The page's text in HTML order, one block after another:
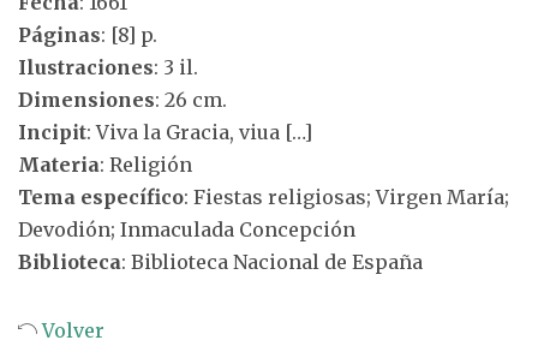
Páginas: [8] p.
Ilustraciones: 3 il.
Dimensiones: 26 cm.
Incipit: Viva la Gracia, viua […]
Materia: Religión
Tema específico: Fiestas religiosas; Virgen María;
Devodión; Inmaculada Concepción
Biblioteca: Biblioteca Nacional de España
Volver